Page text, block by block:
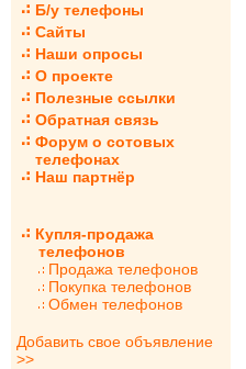
Б/у телефоны
Сайты
Наши опросы
О проекте
Полезные ссылки
Обратная связь
Форум о сотовых
телефонах
Наш партнёр
Купля-продажа
телефонов
Продажа телефонов
Покупка телефонов
Обмен телефонов
Добавить свое объявление
>>